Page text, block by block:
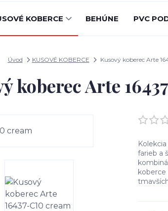
KOBERCE BEHÚNE PVC
Úvod KUSOVÉ KOBERCE Kusový koberec Arte
koberec Arte
farieb a
koberce